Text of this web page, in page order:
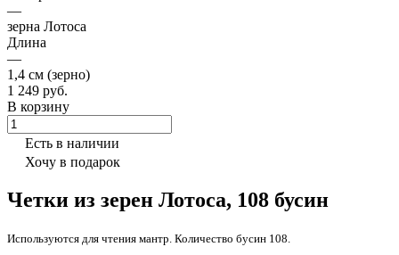
—
зерна Лотоса
Длина
—
1,4 см (зерно)
1 249 руб.
В корзину
Есть в наличии
Хочу в подарок
Четки из зерен Лотоса, 108 бусин
Используются для чтения мантр. Количество бусин 108.